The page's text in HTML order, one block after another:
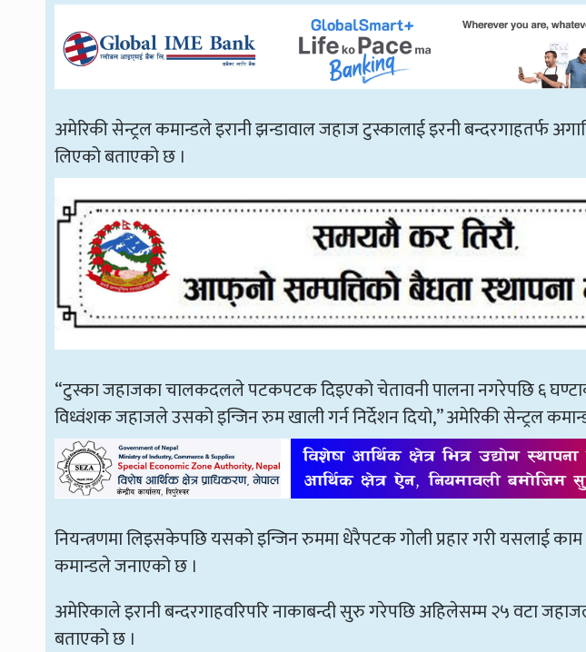
अमेरिकी सेन्ट्रल कमान्डले इरानी झन्डावाल जहाज टुस्कालाई इरनी बन्दरगाहतर्फ
लिएको बताएको छ ।
“टुस्का जहाजका चालकदलले पटकपटक दिइएको चेतावनी पालना नगरेपछि ६
विध्वंशक जहाजले उसको इन्जिन रुम खाली गर्न निर्देशन दियो,” अमेरिकी सेन्ट्रल
नियन्त्रणमा लिइसकेपछि यसको इन्जिन रुममा धेरैपटक गोली प्रहार गरी यसलाई
कमान्डले जनाएको छ ।
अमेरिकाले इरानी बन्दरगाहवरिपरि नाकाबन्दी सुरु गरेपछि अहिलेसम्म २५ वटा
बताएको छ ।